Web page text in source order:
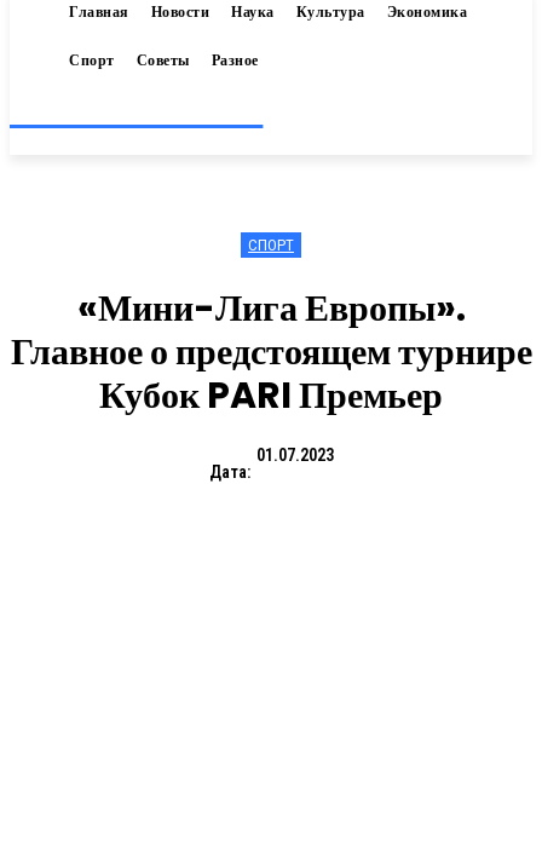
Главная Новости Наука Культура Экономика
Спорт Советы Разное
СПОРТ
«Мини-Лига Европы».
Главное о предстоящем турнире
Кубок PARI Премьер
Дата:
01.07.2023